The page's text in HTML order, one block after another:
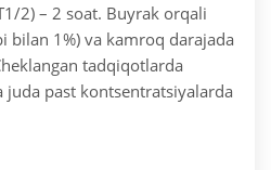
2) – 2 soat. Buyrak orqali
bilan 1%) va kamroq darajada
tadqiqotlarda
juda past kontsentratsiyalarda